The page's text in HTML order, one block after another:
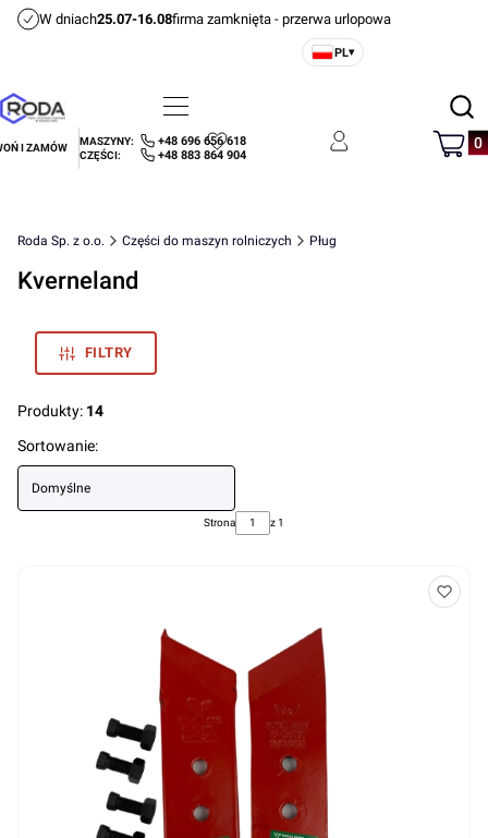
W dniach25.07-16.08firma zamknięta - przerwa urlopowa
PL▾
Menu Szukaj
I ZAMÓW
MASZYNY: +48 696 656 618
CZĘŚCI: +48 883 864 904
Ulubione Zaloguj się Koszyk
Roda Sp. z o.o. Części do maszyn rolniczych Pług
Kverneland
FILTRY
Produkty: 14
Lista produktów
Sortowanie:
Domyślne
Strona z 1